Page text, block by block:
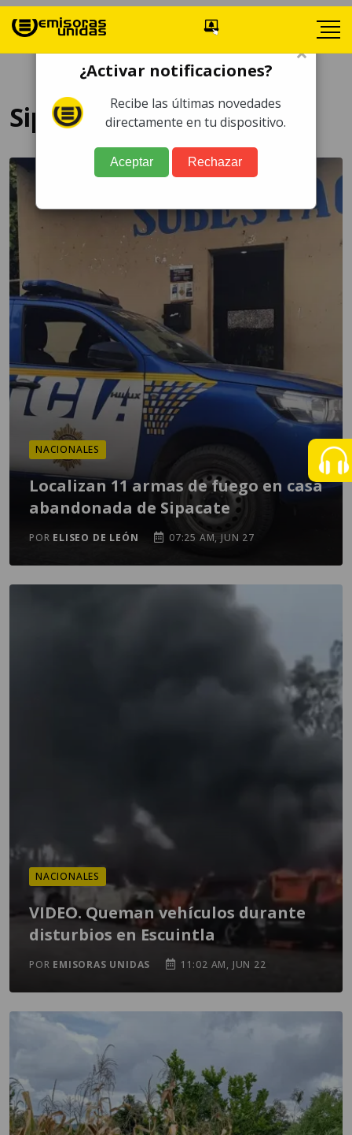
Sipacate
NACIONALES
Localizan 11 armas de fuego en casa
abandonada de Sipacate
POR ELISEO DE LEÓN 07:25 AM, JUN 27
NACIONALES
VIDEO. Queman vehículos durante
disturbios en Escuintla
POR EMISORAS UNIDAS 11:02 AM, JUN 22
×
¿Activar notificaciones?
Recibe las últimas novedades
directamente en tu dispositivo.
Aceptar Rechazar